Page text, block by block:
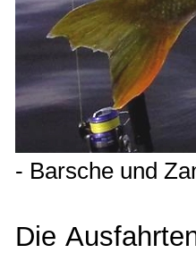
- Barsche und
Die